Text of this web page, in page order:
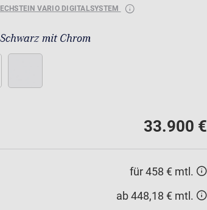
VARIO DIGITALSYSTEM
Schwarz mit Chrom
33.900 €
für 458 € mtl.
ab 448,18 € mtl.